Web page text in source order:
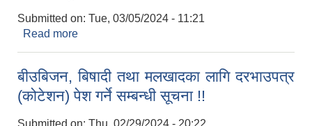
Submitted on: Tue, 03/05/2024 - 11:21
Read more
बीउबिजन, बिषादी तथा मलखादका लागि दरभाउपत्र
(कोटेशन) पेश गर्ने सम्बन्धी सूचना !!
Submitted on: Thu, 02/29/2024 - 20:22